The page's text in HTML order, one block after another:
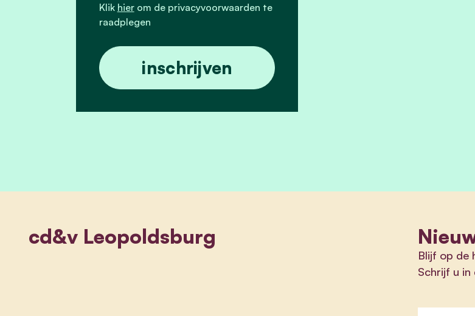
Klik hierom de privacyvoorwaarden te
raadplegen
cd&v Leopoldsburg
Blijf op de
Schrijf u in